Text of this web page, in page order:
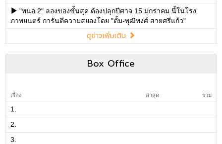
"พนอ 2" ลองของขั้นสุด ต้องปลุกปีศาจ 15 มกราคม นี้ในโรง
ภาพยนตร์ การันตีความสยองโดย "ตั้ม-พุฒิพงศ์ สายศรีแก้ว"
ดูข่าวเพิ่มเติม
Box Office
เรื่อง ล่าสุด รวม
1.
2.
3.